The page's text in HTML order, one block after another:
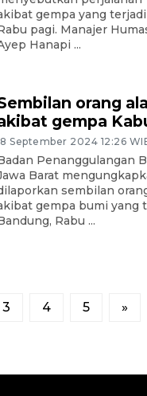
gempa yang
pagi. Manajer
Hanapi ...
orang
gempa
September 2024 12:26
Penanggulangan
Barat
sembilan
gempa bumi yang
Rabu ...
3 4 5 »